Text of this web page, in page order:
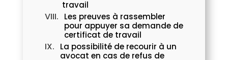
travail
Les preuves à rassembler
pour appuyer sa demande de
certificat de travail
La possibilité de recourir à un
avocat en cas de refus de